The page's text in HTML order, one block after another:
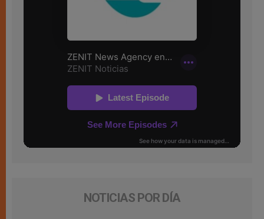
NOTICIAS POR DÍA